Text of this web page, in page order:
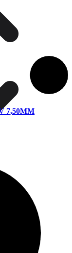
7,50MM